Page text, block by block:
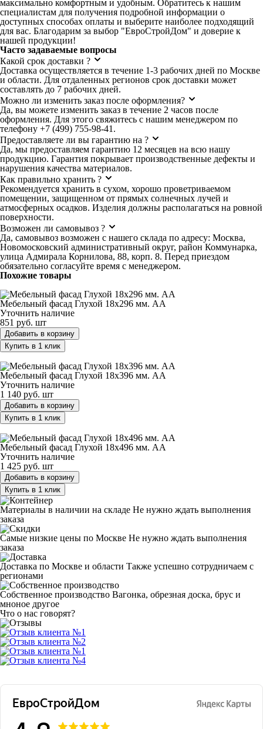
максимально комфортным и удобным. Обратитесь к нашим
специалистам для получения подробной информации о
доступных способах оплаты и выберите наиболее подходящий
для вас. Благодарим за выбор "ЕвроСтройДом" и доверие к
нашей продукции!
Часто задаваемые вопросы
Какой срок доставки ?
Доставка осуществляется в течение 1-3 рабочих дней по Москве
и области. Для отдаленных регионов срок доставки может
составлять до 7 рабочих дней.
Можно ли изменить заказ после оформления?
Да, вы можете изменить заказ в течение 2 часов после
оформления. Для этого свяжитесь с нашим менеджером по
телефону +7 (499) 755-98-41.
Предоставляете ли вы гарантию на ?
Да, мы предоставляем гарантию 12 месяцев на всю нашу
продукцию. Гарантия покрывает производственные дефекты и
нарушения качества материалов.
Как правильно хранить ?
Рекомендуется хранить в сухом, хорошо проветриваемом
помещении, защищенном от прямых солнечных лучей и
атмосферных осадков. Изделия должны располагаться на ровной
поверхности.
Возможен ли самовывоз ?
Да, самовывоз возможен с нашего склада по адресу: Москва,
Новомосковский административный округ, район Коммунарка,
улица Адмирала Корнилова, 88, корп. 8. Перед приездом
обязательно согласуйте время с менеджером.
Похожие товары
Мебельный фасад Глухой 18х296 мм. АА
Уточнить наличие
851 руб. шт
Добавить в корзину
Купить в 1 клик
Мебельный фасад Глухой 18х396 мм. АА
Уточнить наличие
1 140 руб. шт
Добавить в корзину
Купить в 1 клик
Мебельный фасад Глухой 18х496 мм. АА
Уточнить наличие
1 425 руб. шт
Добавить в корзину
Купить в 1 клик
Материалы в наличии на складе Не нужно ждать выполнения
заказа
Самые низкие цены по Москве Не нужно ждать выполнения
заказа
Доставка по Москве и области Также успешно сотрудничаем с
регионами
Собственное производство Вагонка, обрезная доска, брус и
мноное другое
Что о нас говорят?